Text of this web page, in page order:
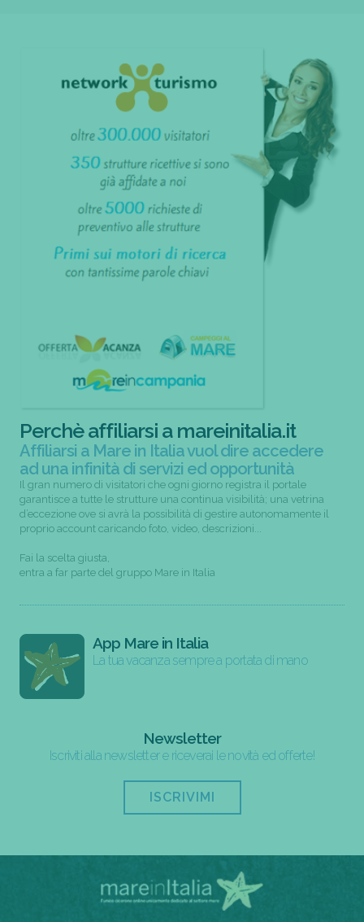
Perchè affiliarsi a mareinitalia.it
Affiliarsi a Mare in Italia vuol dire accedere
ad una infinità di servizi ed opportunità
Il gran numero di visitatori che ogni giorno registra il portale
garantisce a tutte le strutture una continua visibilità; una vetrina
d’eccezione ove si avrà la possibilità di gestire autonomamente il
proprio account caricando foto, video, descrizioni...
Fai la scelta giusta,
entra a far parte del gruppo Mare in Italia
App Mare in Italia
La tua vacanza sempre a portata di mano
Newsletter
Iscriviti alla newsletter e riceverai le novità ed offerte!
ISCRIVIMI